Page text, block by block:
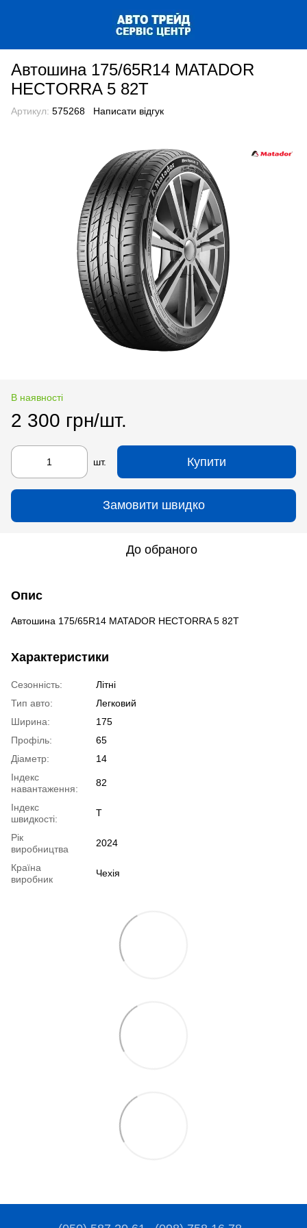
Автошина 175/65R14 MATADOR
HECTORRA 5 82T
Артикул: 575268 Написати відгук
В наявності
2 300 грн/шт.
шт. Купити
Замовити швидко
До обраного
Опис
Автошина 175/65R14 MATADOR HECTORRA 5 82T
Характеристики
Сезонність:
Літні
Тип авто:
Легковий
Ширина:
175
Профіль:
65
Діаметр:
14
Індекс
навантаження:
82
Індекс
швидкості:
T
Рік
виробництва
2024
Країна
виробник
Чехія